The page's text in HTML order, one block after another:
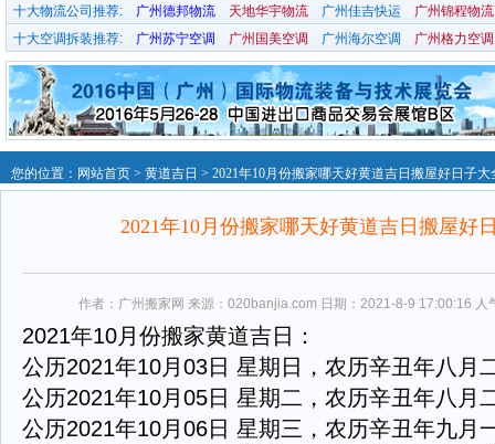
十大物流公司推荐:
广州德邦物流 天地华宇物流 广州佳吉快运
广州锦程物流
十大空调拆装推荐:
广州苏宁空调 广州国美空调 广州海尔空调 广州格力空调
您的位置： 网站首页 > 黄道吉日 > 2021年10月份搬家哪天好黄道吉日搬屋好日子大
2021年10月份搬家哪天好黄道吉日搬屋好
作者：广州搬家网 来源：020banjia.com 日期：2021-8-9 17:00:16 人
2021年10月份搬家黄道吉日：
公历2021年10月03日 星期日，农历辛丑年八月
公历2021年10月05日 星期二，农历辛丑年八月
公历2021年10月06日 星期三，农历辛丑年九月